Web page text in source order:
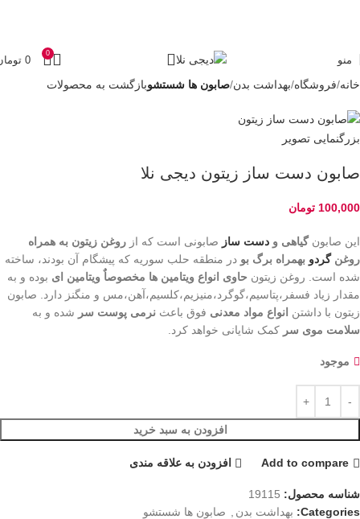
منو
0
0
خانه فروشگاه بهداشت بدن صابون ها شستشوبازگشت به محصولات
بزرگنمایی تصویر
صابون دست ساز زيتون دیجی نلا
100,000 تومان
این صابون گیاهی و دست ساز صابونی است که از روغن زیتون به همراه
روغن گردو بهمراه برگ بو در منطقه حلب سوریه که پیشگام آن بودند، ساخته
شده است. روغن زیتون حاوی انواع ویتامین ها مخصوصاٌ ویتامین ای بوده و به
مقدار زیاد فسفر،پتاسیم،گوگرد،منیزیم،کلسیم،آهن،مس و منگنز دارد. صابون
زیتون با داشتن انواع مواد معدنی فوق باعث نرمی پوست سر شده و به
سلامت موی سر کمک شایانی خواهد کرد.
موجود
افزودن به سبد خرید
Add to compare افزودن به علاقه مندی
شناسه محصول: 19115
Categories:
بهداشت بدن صابون ها شستشو